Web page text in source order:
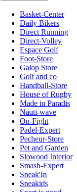
Basket-Center
Daily Bikers
Direct Running
Direct-Volley
Espace Golf
Foot-Store
Galop Store
Golf and co
Handball-Store
House of Rugby
Made in Paradis
Nauti-wave
On-Fight
Padel-Expert
Pecheur-Store
Pet and Garden
Slowood Interior
Smash-Expert
Sneak'In
Sneakids